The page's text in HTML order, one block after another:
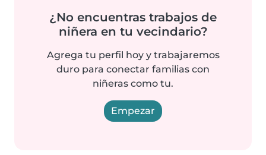
¿No encuentras trabajos de
niñera en tu vecindario?
Agrega tu perfil hoy y trabajaremos
duro para conectar familias con
niñeras como tu.
Empezar